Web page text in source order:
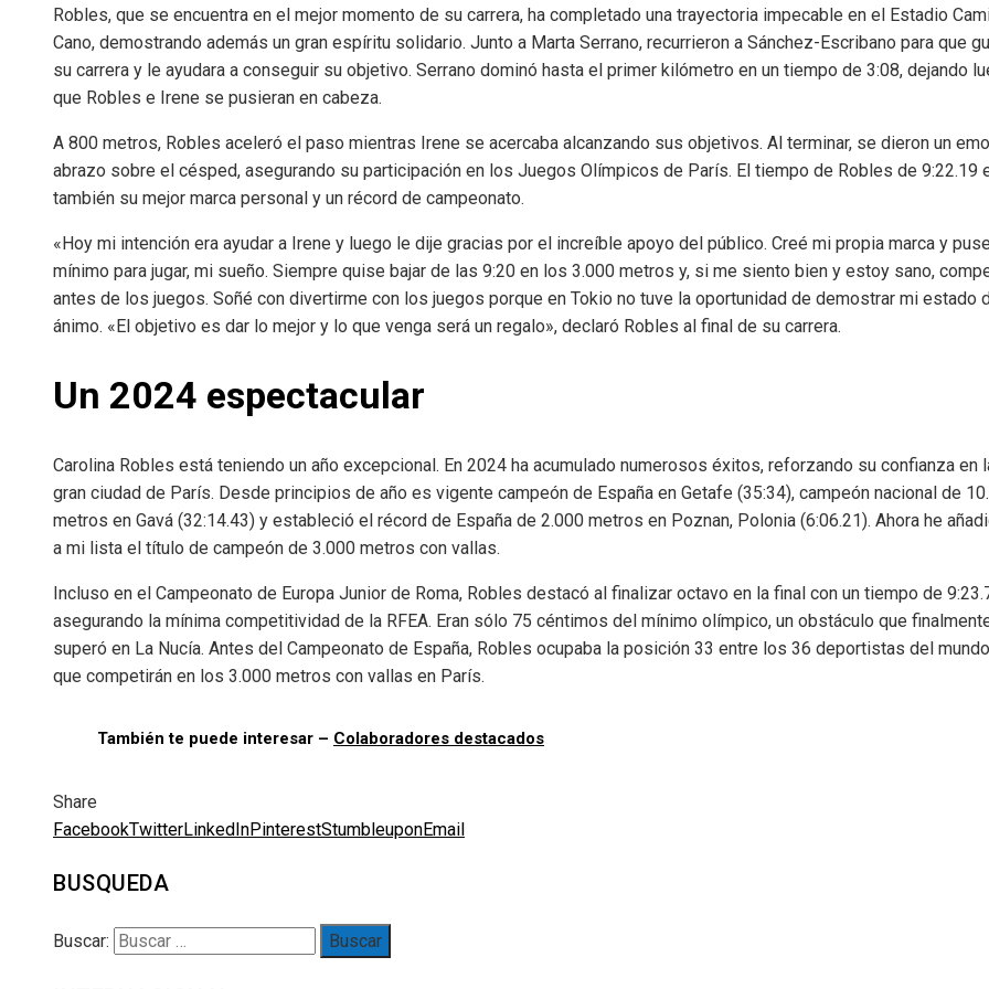
Robles, que se encuentra en el mejor momento de su carrera, ha completado una trayectoria impecable en el Estadio
Cano, demostrando además un gran espíritu solidario. Junto a Marta Serrano, recurrieron a Sánchez-Escribano para que
su carrera y le ayudara a conseguir su objetivo. Serrano dominó hasta el primer kilómetro en un tiempo de 3:08, dejando
que Robles e Irene se pusieran en cabeza.
A 800 metros, Robles aceleró el paso mientras Irene se acercaba alcanzando sus objetivos. Al terminar, se dieron un
abrazo sobre el césped, asegurando su participación en los Juegos Olímpicos de París. El tiempo de Robles de 9:22.19
también su mejor marca personal y un récord de campeonato.
«Hoy mi intención era ayudar a Irene y luego le dije gracias por el increíble apoyo del público. Creé mi propia marca y
mínimo para jugar, mi sueño. Siempre quise bajar de las 9:20 en los 3.000 metros y, si me siento bien y estoy sano,
antes de los juegos. Soñé con divertirme con los juegos porque en Tokio no tuve la oportunidad de demostrar mi estado
ánimo. «El objetivo es dar lo mejor y lo que venga será un regalo», declaró Robles al final de su carrera.
Un 2024 espectacular
Carolina Robles está teniendo un año excepcional. En 2024 ha acumulado numerosos éxitos, reforzando su confianza en
gran ciudad de París. Desde principios de año es vigente campeón de España en Getafe (35:34), campeón nacional de
metros en Gavá (32:14.43) y estableció el récord de España de 2.000 metros en Poznan, Polonia (6:06.21). Ahora he
a mi lista el título de campeón de 3.000 metros con vallas.
Incluso en el Campeonato de Europa Junior de Roma, Robles destacó al finalizar octavo en la final con un tiempo de
asegurando la mínima competitividad de la RFEA. Eran sólo 75 céntimos del mínimo olímpico, un obstáculo que
superó en La Nucía. Antes del Campeonato de España, Robles ocupaba la posición 33 entre los 36 deportistas del mundo
que competirán en los 3.000 metros con vallas en París.
También te puede interesar – Colaboradores destacados
Share
FacebookTwitterLinkedInPinterestStumbleuponEmail
BUSQUEDA
Buscar: